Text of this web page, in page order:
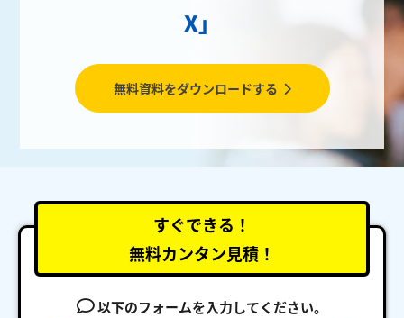
X」
無料資料をダウンロードする
すぐできる！
無料カンタン見積！
以下のフォームを入力してください。